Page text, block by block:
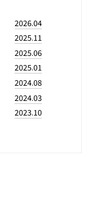
2026.04
2025.11
2025.06
2025.01
2024.08
2024.03
2023.10